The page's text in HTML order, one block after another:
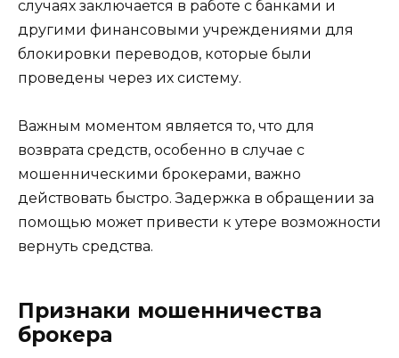
случаях заключается в работе с банками и
другими финансовыми учреждениями для
блокировки переводов, которые были
проведены через их систему.
Важным моментом является то, что для
возврата средств, особенно в случае с
мошенническими брокерами, важно
действовать быстро. Задержка в обращении за
помощью может привести к утере возможности
вернуть средства.
Признаки мошенничества
брокера